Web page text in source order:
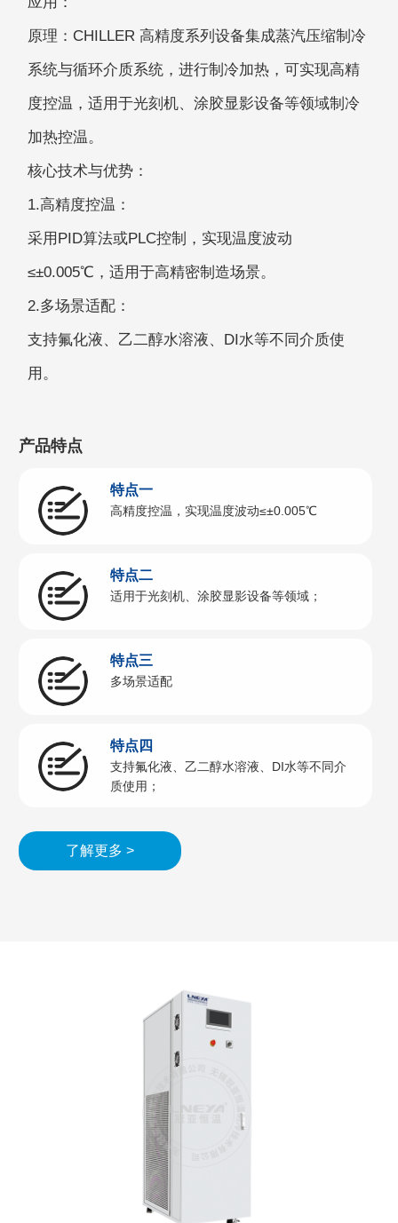
原理：CHILLER 高精度系列设备集成蒸汽压缩制冷
系统与循环介质系统，进行制冷加热，可实现高精
度控温，适用于光刻机、涂胶显影设备等领域制冷
加热控温。
核心技术与优势：
1.高精度控温：
采用PID算法或PLC控制，实现温度波动
≤±0.005℃，适用于高精密制造场景。
2.多场景适配：
支持氟化液、乙二醇水溶液、DI水等不同介质使
用。
产品特点
特点一
高精度控温，实现温度波动≤±0.005℃
特点二
适用于光刻机、涂胶显影设备等领域；
特点三
多场景适配
特点四
支持氟化液、乙二醇水溶液、DI水等不同介
质使用；
了解更多 >